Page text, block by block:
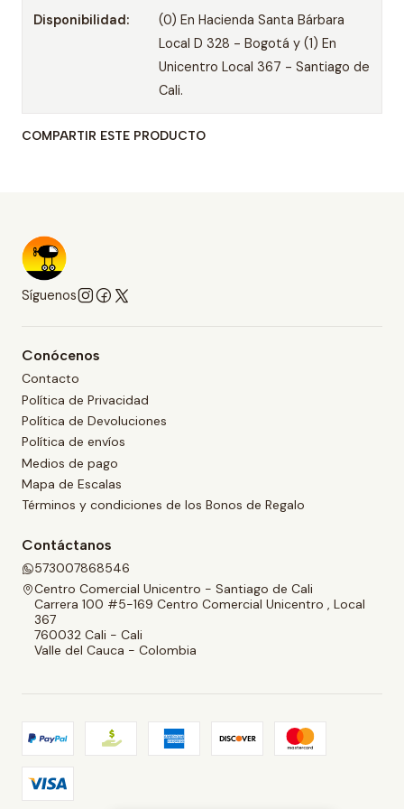
Disponibilidad:
(0) En Hacienda Santa Bárbara
Local D 328 - Bogotá y (1) En
Unicentro Local 367 - Santiago de
Cali.
COMPARTIR ESTE PRODUCTO
Síguenos
Conócenos
Contacto
Política de Privacidad
Política de Devoluciones
Política de envíos
Medios de pago
Mapa de Escalas
Términos y condiciones de los Bonos de Regalo
Contáctanos
573007868546
Centro Comercial Unicentro - Santiago de Cali
Carrera 100 #5-169 Centro Comercial Unicentro , Local
367
760032 Cali - Cali
Valle del Cauca - Colombia